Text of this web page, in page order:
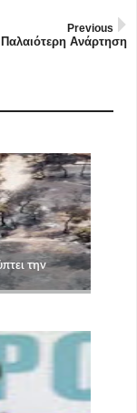
Previous
Παλαιότερη Ανάρτηση